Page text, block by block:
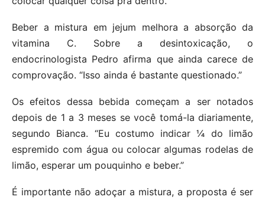
Beber a mistura em jejum melhora a absorção da
vitamina C. Sobre a desintoxicação, o
endocrinologista Pedro afirma que ainda carece de
comprovação. “Isso ainda é bastante questionado.”
Os efeitos dessa bebida começam a ser notados
depois de 1 a 3 meses se você tomá-la diariamente,
segundo Bianca. “Eu costumo indicar ¼ do limão
espremido com água ou colocar algumas rodelas de
limão, esperar um pouquinho e beber.”
É importante não adoçar a mistura, a proposta é ser